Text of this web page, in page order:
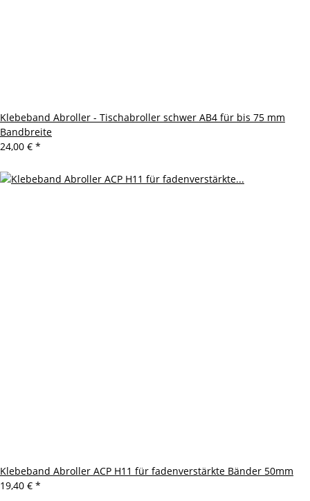
Klebeband Abroller - Tischabroller schwer AB4 für bis 75 mm
Bandbreite
24,00 € *
Klebeband Abroller ACP H11 für fadenverstärkte Bänder 50mm
19,40 € *